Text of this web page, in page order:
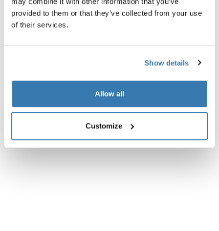
provided to them or that they’ve collected from your use
of their services.
Show details
Allow all
Customize
Toggle overview
Descripción del producto